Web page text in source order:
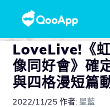
LoveLive!《
像同好會》確
與四格漫短篇
2022/11/25 作者: 星藍